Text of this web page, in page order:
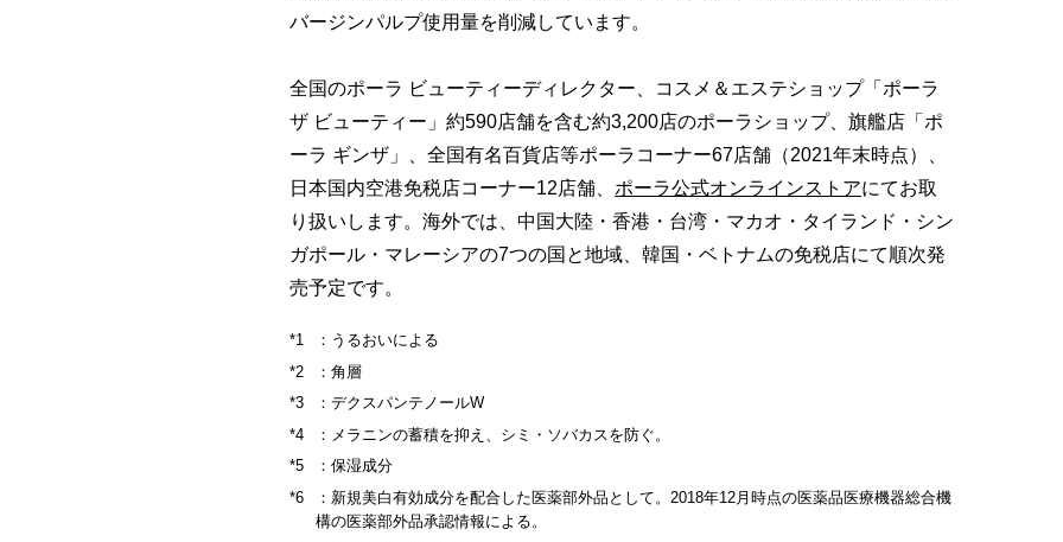
バージンパルプ使用量を削減しています。
全国のポーラ ビューティーディレクター、コスメ＆エステショップ「ポーラ
ザ ビューティー」約590店舗を含む約3,200店のポーラショップ、旗艦店「ポ
ーラ ギンザ」、全国有名百貨店等ポーラコーナー67店舗（2021年末時点）、
日本国内空港免税店コーナー12店舗、 ポーラ公式オンラインストアにてお取
り扱いします。海外では、中国大陸・香港・台湾・マカオ・タイランド・シン
ガポール・マレーシアの7つの国と地域、韓国・ベトナムの免税店にて順次発
売予定です。
：うるおいによる
：角層
：デクスパンテノールW
：メラニンの蓄積を抑え、シミ・ソバカスを防ぐ。
：保湿成分
：新規美白有効成分を配合した医薬部外品として。2018年12月時点の医薬品医療機器総合機
構の医薬部外品承認情報による。